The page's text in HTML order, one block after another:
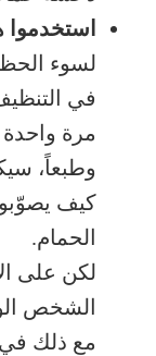
لسوء
في
مرة واحدة
وطبعاً،
كيف
الحمام.
لكن على
الشخص
مع ذلك في